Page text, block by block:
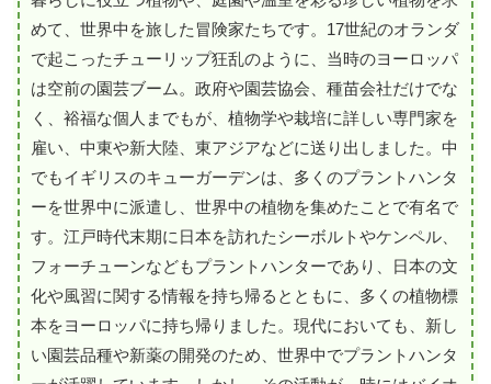
めて、世界中を旅した冒険家たちです。17世紀のオランダ
で起こったチューリップ狂乱のように、当時のヨーロッパ
は空前の園芸ブーム。政府や園芸協会、種苗会社だけでな
く、裕福な個人までもが、植物学や栽培に詳しい専門家を
雇い、中東や新大陸、東アジアなどに送り出しました。中
でもイギリスのキューガーデンは、多くのプラントハンタ
ーを世界中に派遣し、世界中の植物を集めたことで有名で
す。江戸時代末期に日本を訪れたシーボルトやケンペル、
フォーチューンなどもプラントハンターであり、日本の文
化や風習に関する情報を持ち帰るとともに、多くの植物標
本をヨーロッパに持ち帰りました。現代においても、新し
い園芸品種や新薬の開発のため、世界中でプラントハンタ